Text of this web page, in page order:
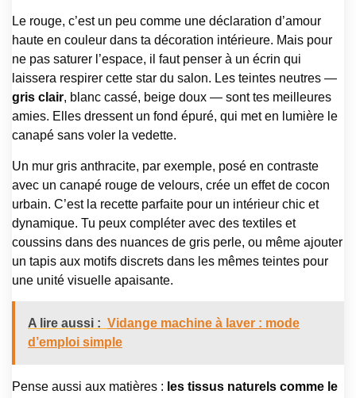
Le rouge, c’est un peu comme une déclaration d’amour
haute en couleur dans ta décoration intérieure. Mais pour
ne pas saturer l’espace, il faut penser à un écrin qui
laissera respirer cette star du salon. Les teintes neutres —
gris clair, blanc cassé, beige doux — sont tes meilleures
amies. Elles dressent un fond épuré, qui met en lumière le
canapé sans voler la vedette.
Un mur gris anthracite, par exemple, posé en contraste
avec un canapé rouge de velours, crée un effet de cocon
urbain. C’est la recette parfaite pour un intérieur chic et
dynamique. Tu peux compléter avec des textiles et
coussins dans des nuances de gris perle, ou même ajouter
un tapis aux motifs discrets dans les mêmes teintes pour
une unité visuelle apaisante.
A lire aussi : Vidange machine à laver : mode
d’emploi simple
Pense aussi aux matières : les tissus naturels comme le